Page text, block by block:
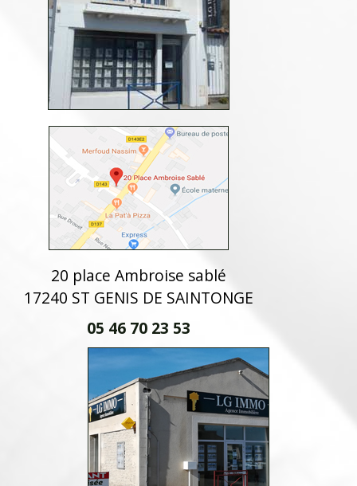
20 place Ambroise sablé
17240 ST GENIS DE SAINTONGE
05 46 70 23 53